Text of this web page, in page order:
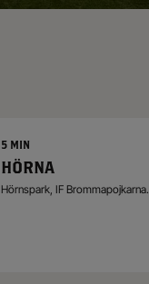
5 MIN
HÖRNA
Hörnspark, IF Brommapojkarna.